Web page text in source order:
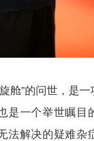
舱”的问世，是一
是一个举世瞩目
法解决的疑难杂